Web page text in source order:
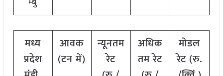
मध्य
प्रदेश
आवक
(टन में)
न्यूनतम
रेट
अधिक
तम रेट
मोडल
रेट (रु.